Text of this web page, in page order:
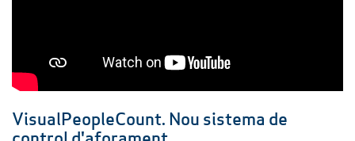
VisualPeopleCount. Nou sistema de